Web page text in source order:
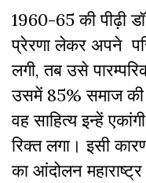
1960-65 की पीढ़ी
प्रेरणा लेकर अपने
लगी, तब उसे
उसमें 85% समाज की
वह साहित्य इन्हें
रिक्त लगा। इसी
का आंदोलन